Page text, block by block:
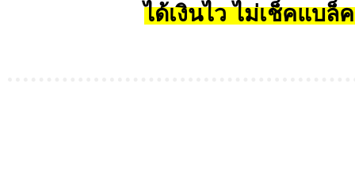
ได้เงินไว ไม่เช็คแบล็